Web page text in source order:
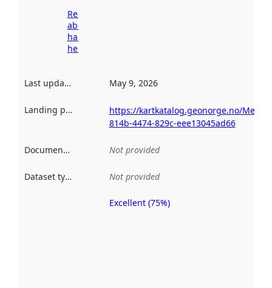
Read more
about
harvesting
here
Last updated May 9, 2026
Landing page
https://kartkatalog.geonorge.no/
814b-4474-829c-eee13045ad66
Documentation Not provided
Dataset type Not provided
Excellent (75%)